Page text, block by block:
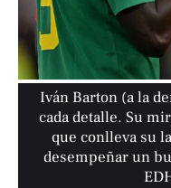
Iván Barton (a la
cada detalle. Su
que conlleva su
desempeñar un